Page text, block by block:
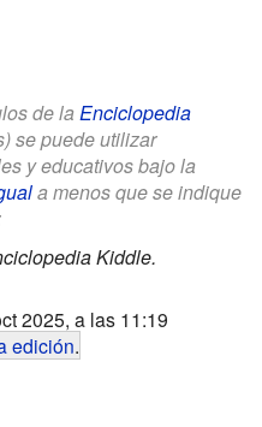
de la Enciclopedia
se puede utilizar
y educativos bajo la
a menos que se indique
Kiddle.
2025, a las 11:19
edición.